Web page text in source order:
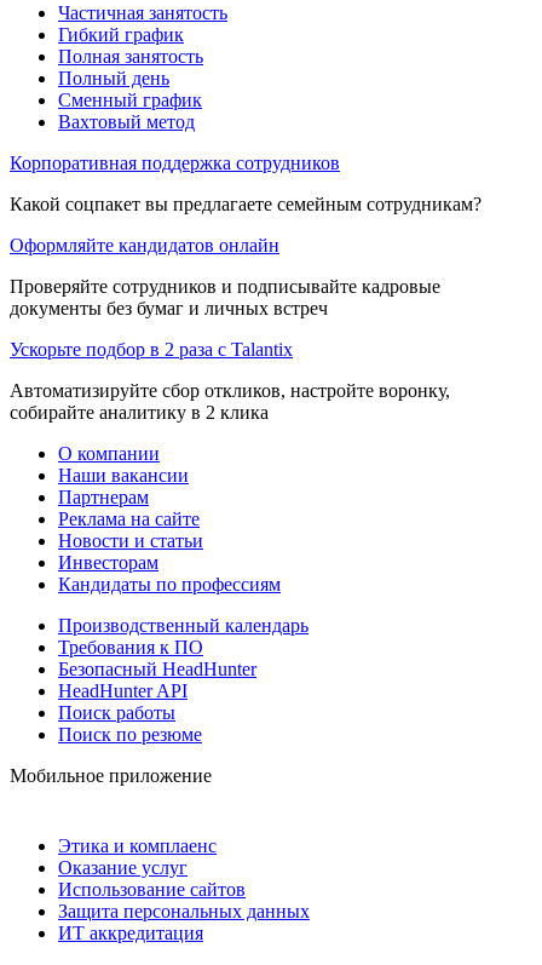
Частичная занятость
Гибкий график
Полная занятость
Полный день
Сменный график
Вахтовый метод
Корпоративная поддержка сотрудников
Какой соцпакет вы предлагаете семейным сотрудникам?
Оформляйте кандидатов онлайн
Проверяйте сотрудников и подписывайте кадровые
документы без бумаг и личных встреч
Ускорьте подбор в 2 раза с Talantix
Автоматизируйте сбор откликов, настройте воронку,
собирайте аналитику в 2 клика
О компании
Наши вакансии
Партнерам
Реклама на сайте
Новости и статьи
Инвесторам
Кандидаты по профессиям
Производственный календарь
Требования к ПО
Безопасный HeadHunter
HeadHunter API
Поиск работы
Поиск по резюме
Мобильное приложение
Этика и комплаенс
Оказание услуг
Использование сайтов
Защита персональных данных
ИТ аккредитация